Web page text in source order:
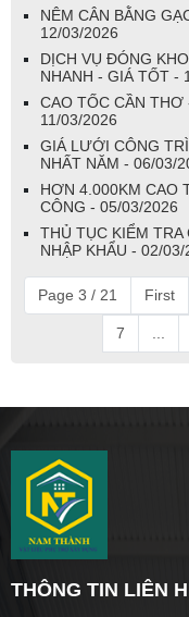
NÊM CÂN BẰNG
12/03/2026
DỊCH VỤ ĐÓNG
NHANH - GIÁ TỐT -
CAO TỐC CẦN
11/03/2026
GIÁ LƯỚI CÔNG
NHẤT NĂM - 06/03/
HƠN 4.000KM CAO
CÔNG - 05/03/2026
THỦ TỤC KIỂM
NHẬP KHẨU - 02/03/
Page 3 / 21 First
7 ...
THÔNG TIN LIÊN